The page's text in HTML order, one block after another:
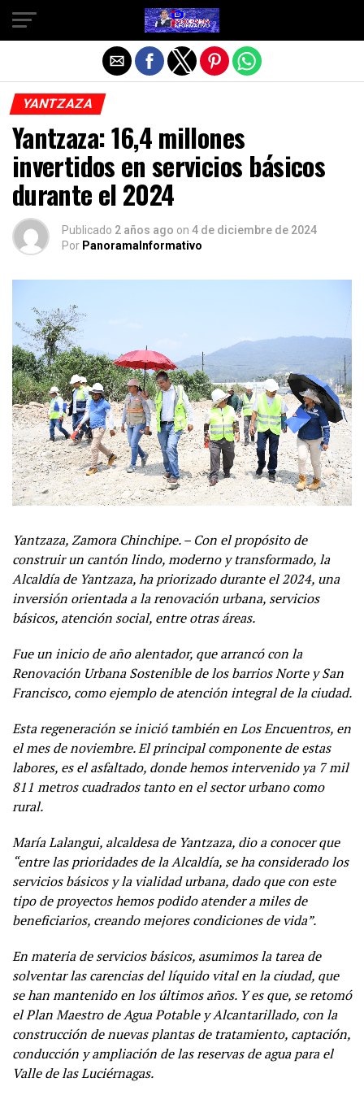
YANTZAZA
Yantzaza: 16,4 millones
invertidos en servicios básicos
durante el 2024
Publicado 2 años ago on 4 de diciembre de 2024
Por PanoramaInformativo
Yantzaza, Zamora Chinchipe. – Con el propósito de
construir un cantón lindo, moderno y transformado, la
Alcaldía de Yantzaza, ha priorizado durante el 2024, una
inversión orientada a la renovación urbana, servicios
básicos, atención social, entre otras áreas.
Fue un inicio de año alentador, que arrancó con la
Renovación Urbana Sostenible de los barrios Norte y San
Francisco, como ejemplo de atención integral de la ciudad.
Esta regeneración se inició también en Los Encuentros, en
el mes de noviembre. El principal componente de estas
labores, es el asfaltado, donde hemos intervenido ya 7 mil
811 metros cuadrados tanto en el sector urbano como
rural.
María Lalangui, alcaldesa de Yantzaza, dio a conocer que
“entre las prioridades de la Alcaldía, se ha considerado los
servicios básicos y la vialidad urbana, dado que con este
tipo de proyectos hemos podido atender a miles de
beneficiarios, creando mejores condiciones de vida”.
En materia de servicios básicos, asumimos la tarea de
solventar las carencias del líquido vital en la ciudad, que
se han mantenido en los últimos años. Y es que, se retomó
el Plan Maestro de Agua Potable y Alcantarillado, con la
construcción de nuevas plantas de tratamiento, captación,
conducción y ampliación de las reservas de agua para el
Valle de las Luciérnagas.
Salir de la versión móvil